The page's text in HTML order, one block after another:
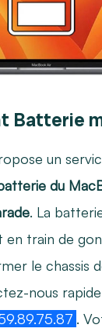
Batterie
un
du
. La
en train de
le chassis
nous
.